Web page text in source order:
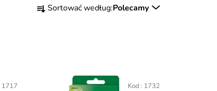
o Sortować według:Polecamy
1717 Kod : 1732